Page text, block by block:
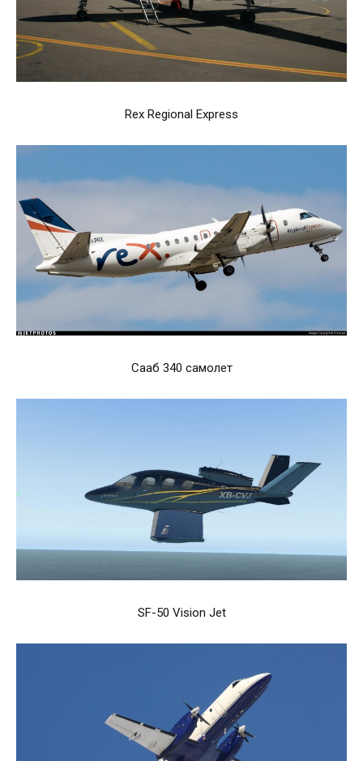
Rex Regional Express
Сааб 340 самолет
SF-50 Vision Jet